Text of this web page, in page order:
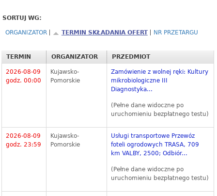
SORTUJ WG:
ORGANIZATOR TERMIN SKŁADANIA OFERT NR PRZETARGU
TERMIN ORGANIZATOR PRZEDMIOT
2026-08-09
godz. 00:00
Kujawsko-
Pomorskie
Zamówienie z wolnej ręki: Kultury
mikrobiologiczne III
Diagnostyka...
(Pełne dane widoczne po
uruchomieniu bezpłatnego testu)
2026-08-09
godz. 23:59
Kujawsko-
Pomorskie
Usługi transportowe Przewóz
foteli ogrodowych TRASA, 709
km VALBY, 2500; Odbiór...
(Pełne dane widoczne po
uruchomieniu bezpłatnego testu)